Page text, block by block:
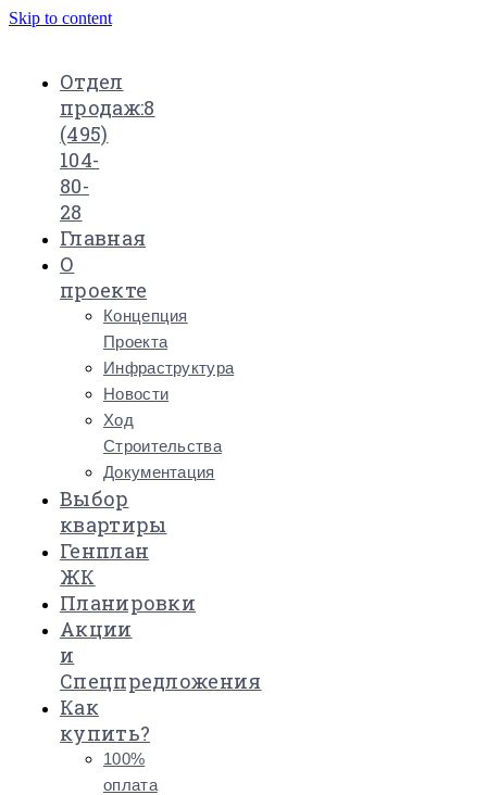
Skip to content
Отдел
продаж:8
(495)
104-
80-
28
Главная
О
проекте
Концепция
Проекта
Инфраструктура
Новости
Ход
Строительства
Документация
Выбор
квартиры
Генплан
ЖК
Планировки
Акции
и
Спецпредложения
Как
купить?
100%
оплата